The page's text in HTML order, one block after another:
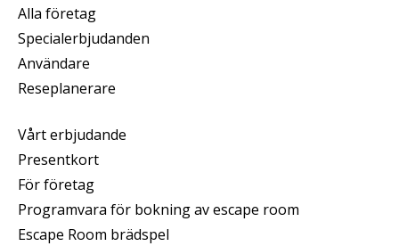
Alla företag
Specialerbjudanden
Användare
Reseplanerare
Vårt erbjudande
Presentkort
För företag
Programvara för bokning av escape room
Escape Room brädspel